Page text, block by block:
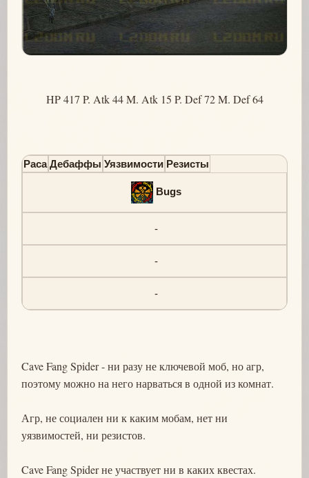
HP 417 P. Atk 44 M. Atk 15 P. Def 72 M. Def 64
Раса Дебаффы Уязвимости Резисты
Bugs
-
-
-
Cave Fang Spider - ни разу не ключевой моб, но агр,
поэтому можно на него нарваться в одной из комнат.
Агр, не социален ни к каким мобам, нет ни
уязвимостей, ни резистов.
Cave Fang Spider не участвует ни в каких квестах.